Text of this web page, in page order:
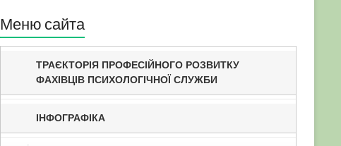
Меню сайта
ТРАЄКТОРІЯ ПРОФЕСІЙНОГО РОЗВИТКУ
ФАХІВЦІВ ПСИХОЛОГІЧНОЇ СЛУЖБИ
ІНФОГРАФІКА